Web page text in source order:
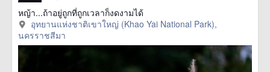
หญ้า...ถ้าอยู่ถูกที่ถูกเวลาก็งดงามได้
อุทยานแห่งชาติเขาใหญ่ (Khao Yai National Park),
นครราชสีมา